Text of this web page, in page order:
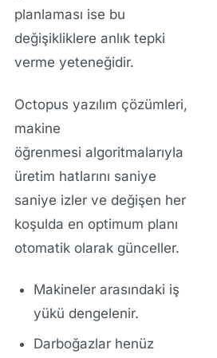
planlaması ise bu
değişikliklere anlık tepki
verme yeteneğidir.
Octopus yazılım çözümleri,
makine
öğrenmesi algoritmalarıyla
üretim hatlarını saniye
saniye izler ve değişen her
koşulda en optimum planı
otomatik olarak günceller.
Makineler arasındaki iş
yükü dengelenir.
Darboğazlar henüz